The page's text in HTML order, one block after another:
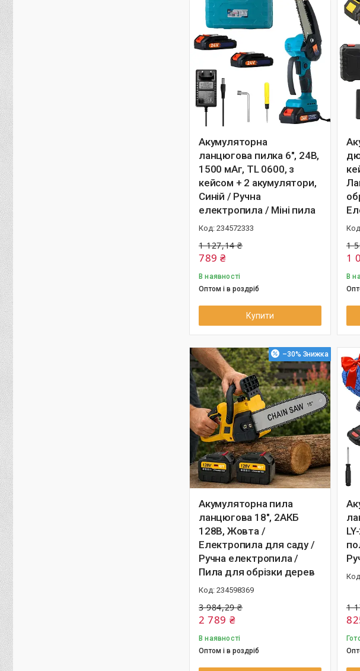
Акумуляторна
ланцюгова пилка 6", 24В,
1500 мАг, TL 0600, з
кейсом + 2 акумулятори,
Синій / Ручна
електропила / Міні пила
234572333
1 127,14 ₴
789 ₴
В наявності
Оптом і в роздріб
Купити
1
1
В
–30%
Акумуляторна пила
ланцюгова 18", 2АКБ
128В, Жовта /
Електропила для саду /
Ручна електропила /
Пила для обрізки дерев
234598369
3 984,29 ₴
2 789 ₴
В наявності
Оптом і в роздріб
1